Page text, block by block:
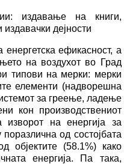
издавање на книги,
дејности
ефикасност, а
на воздухот во Град
типови на мерки: мерки
елементи (надворешна
за греење, ладење
кон производствениот
изворот на енергија за
од состојбата
објектите (58.1%) како
енергија. Па така,